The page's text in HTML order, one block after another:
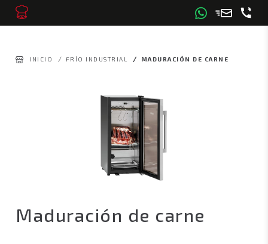
INICIO / FRÍO INDUSTRIAL / MADURACIÓN DE CARNE
Maduración de carne